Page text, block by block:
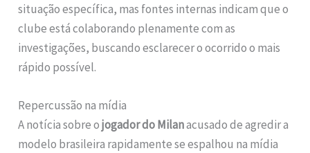
situação específica, mas fontes internas indicam que o
clube está colaborando plenamente com as
investigações, buscando esclarecer o ocorrido o mais
rápido possível.
Repercussão na mídia
A notícia sobre ojogador do Milanacusado de agredir a
modelo brasileira rapidamente se espalhou na mídia